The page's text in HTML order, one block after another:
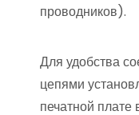
проводников).
Для удобства
цепями
печатной плате